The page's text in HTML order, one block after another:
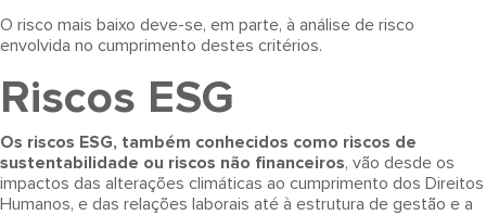
O risco mais baixo deve-se, em parte, à análise de risco
envolvida no cumprimento destes critérios.
Riscos ESG
Os riscos ESG, também conhecidos como riscos de
sustentabilidade ou riscos não financeiros, vão desde os
impactos das alterações climáticas ao cumprimento dos Direitos
Humanos, e das relações laborais até à estrutura de gestão e a